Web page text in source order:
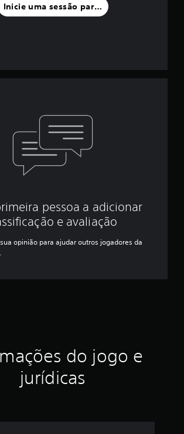
Inicie uma sessão para classificar
pessoa a adicionar
e avaliação
opinião para ajudar outros jogadores da
do jogo e
jurídicas